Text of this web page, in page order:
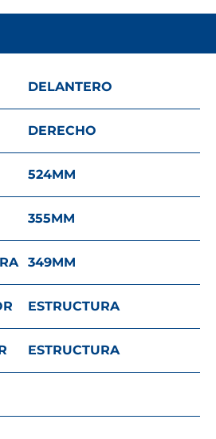
DELANTERO
DERECHO
524MM
355MM
349MM
ESTRUCTURA
ESTRUCTURA